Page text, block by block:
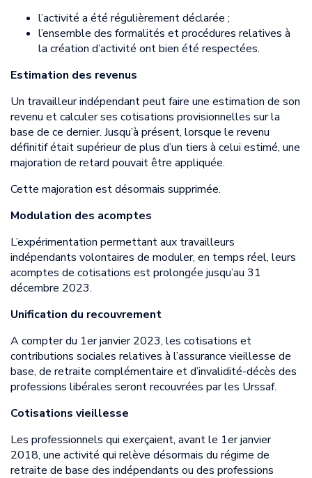
l’activité a été régulièrement déclarée ;
l’ensemble des formalités et procédures relatives à
la création d’activité ont bien été respectées.
Estimation des revenus
Un travailleur indépendant peut faire une estimation de son
revenu et calculer ses cotisations provisionnelles sur la
base de ce dernier. Jusqu’à présent, lorsque le revenu
définitif était supérieur de plus d’un tiers à celui estimé, une
majoration de retard pouvait être appliquée.
Cette majoration est désormais supprimée.
Modulation des acomptes
L’expérimentation permettant aux travailleurs
indépendants volontaires de moduler, en temps réel, leurs
acomptes de cotisations est prolongée jusqu’au 31
décembre 2023.
Unification du recouvrement
A compter du 1er janvier 2023, les cotisations et
contributions sociales relatives à l’assurance vieillesse de
base, de retraite complémentaire et d’invalidité-décès des
professions libérales seront recouvrées par les Urssaf.
Cotisations vieillesse
Les professionnels qui exerçaient, avant le 1er janvier
2018, une activité qui relève désormais du régime de
retraite de base des indépendants ou des professions